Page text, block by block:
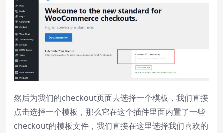
然后为我们的checkout页面去选择一个模板，我们直接
点击选择一个模板，那么它在这个插件里面内置了一些
checkout的模板文件，我们直接在这里选择我们喜欢的